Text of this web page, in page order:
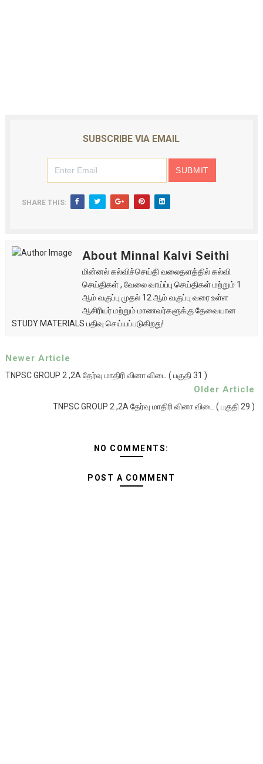
SUBSCRIBE VIA EMAIL
SHARE THIS:
About Minnal Kalvi Seithi
மின்னல் கல்விச்செய்தி வலைதளத்தில் கல்வி
செய்திகள் , வேலை வாய்ப்பு செய்திகள் மற்றும் 1
ஆம் வகுப்பு முதல் 12 ஆம் வகுப்பு வரை உள்ள
ஆசிரியர் மற்றும் மாணவர்களுக்கு தேவையான
STUDY MATERIALS பதிவு செய்யப்படுகிறது!
Newer Article
TNPSC GROUP 2 ,2A தேர்வு மாதிரி வினா விடை ( பகுதி 31 )
Older Article
TNPSC GROUP 2 ,2A தேர்வு மாதிரி வினா விடை ( பகுதி 29 )
NO COMMENTS:
POST A COMMENT